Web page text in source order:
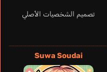
تصميم الشخصيات الأصلي
Suwa Soudai